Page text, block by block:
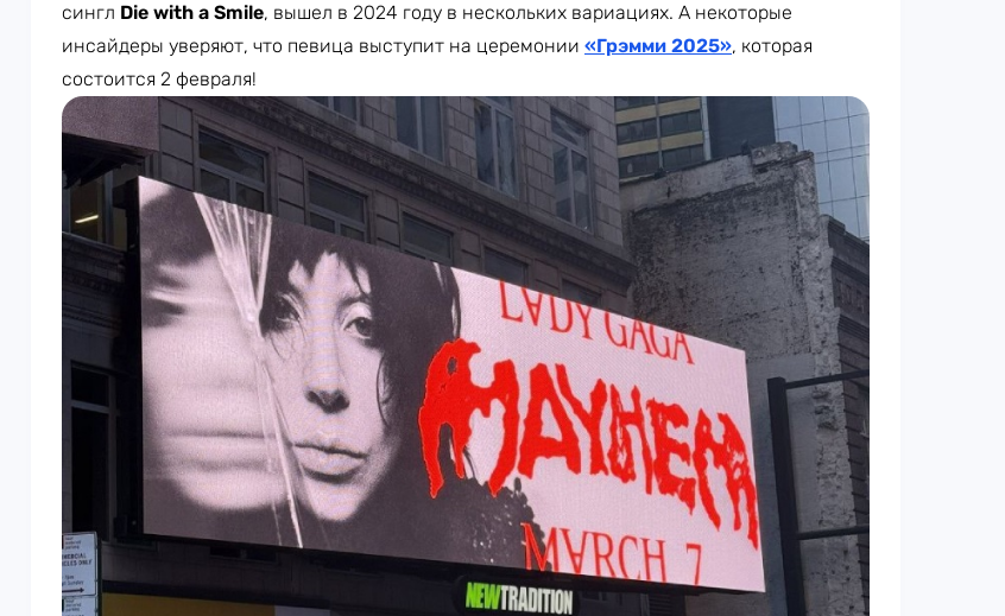
сингл Die with a Smile, вышел в 2024 году в нескольких вариациях. А некоторые
инсайдеры уверяют, что певица выступит на церемонии «Грэмми 2025», которая
состоится 2 февраля!